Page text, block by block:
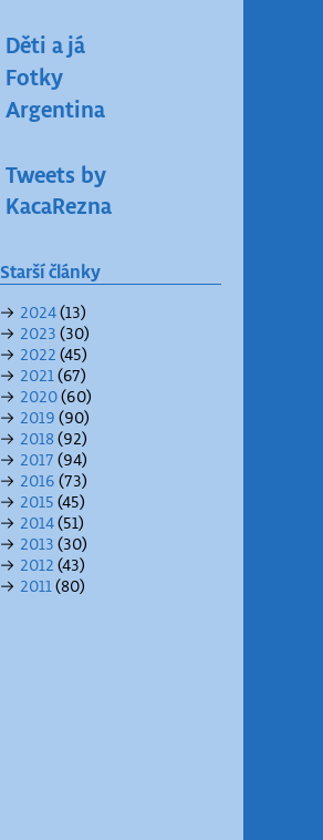
Děti a já
Fotky
Argentina
Tweets by
KacaRezna
Starší články
→ 2024(13)
→ 2023 (30)
→ 2022 (45)
→ 2021(67)
→ 2020(60)
→ 2019 (90)
→ 2018(92)
→ 2017 (94)
→ 2016 (73)
→ 2015 (45)
→ 2014(51)
→ 2013 (30)
→ 2012 (43)
→ 2011(80)